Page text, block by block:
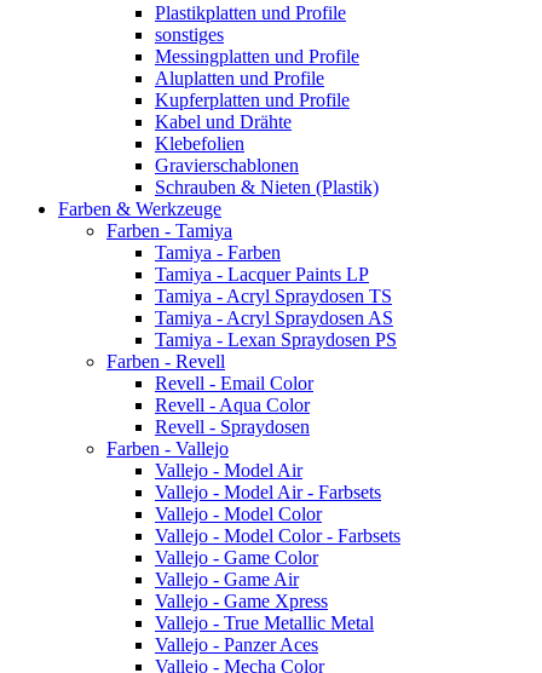
Plastikplatten und Profile
sonstiges
Messingplatten und Profile
Aluplatten und Profile
Kupferplatten und Profile
Kabel und Drähte
Klebefolien
Gravierschablonen
Schrauben & Nieten (Plastik)
Farben & Werkzeuge
Farben - Tamiya
Tamiya - Farben
Tamiya - Lacquer Paints LP
Tamiya - Acryl Spraydosen TS
Tamiya - Acryl Spraydosen AS
Tamiya - Lexan Spraydosen PS
Farben - Revell
Revell - Email Color
Revell - Aqua Color
Revell - Spraydosen
Farben - Vallejo
Vallejo - Model Air
Vallejo - Model Air - Farbsets
Vallejo - Model Color
Vallejo - Model Color - Farbsets
Vallejo - Game Color
Vallejo - Game Air
Vallejo - Game Xpress
Vallejo - True Metallic Metal
Vallejo - Panzer Aces
Vallejo - Mecha Color